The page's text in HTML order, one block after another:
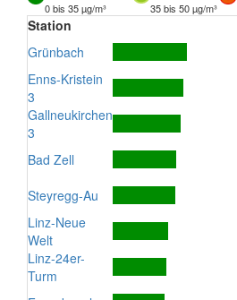
0 bis 35 µg/m³
35 bis 50 µg/m³
Station
Grünbach
Enns-Kristein
3
Gallneukirchen
3
Bad Zell
Steyregg-Au
Linz-Neue
Welt
Linz-24er-
Turm